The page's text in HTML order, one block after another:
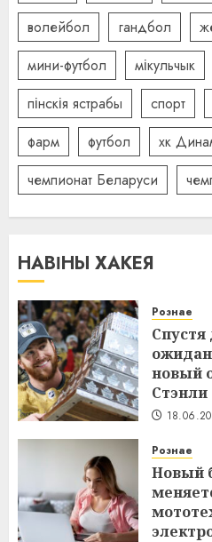
волейбол
гандбол
мини-футбол
мікульчык
пінскія ястрабы
спорт
фарм
футбол хк
чемпионат Беларуси
НАВІНЫ ХАКЕЯ
Рознае
Спустя
новый
Стэнли
Рознае
Новый